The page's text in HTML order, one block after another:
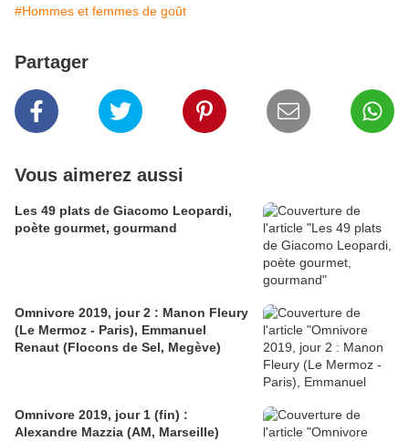
#Hommes et femmes de goût
Partager
Vous aimerez aussi
Les 49 plats de Giacomo Leopardi,
poète gourmet, gourmand
Omnivore 2019, jour 2 : Manon Fleury
(Le Mermoz - Paris), Emmanuel
Renaut (Flocons de Sel, Megève)
Omnivore 2019, jour 1 (fin) :
Alexandre Mazzia (AM, Marseille)